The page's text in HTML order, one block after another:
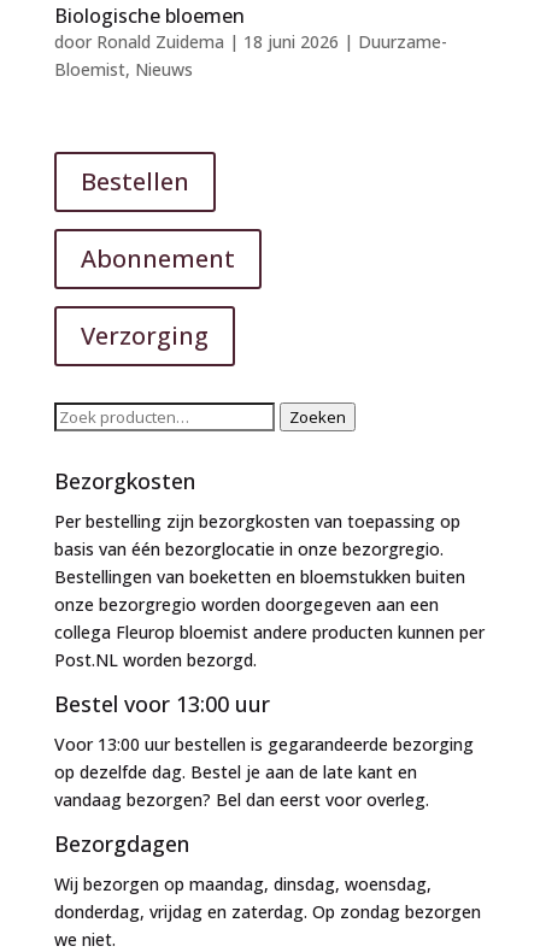
Biologische bloemen
door Ronald Zuidema | 18 juni 2026 | Duurzame-
Bloemist, Nieuws
Bestellen
Abonnement
Verzorging
Zoeken
Zoeken
Bezorgkosten
Per bestelling zijn bezorgkosten van toepassing op
basis van één bezorglocatie in onze bezorgregio.
Bestellingen van boeketten en bloemstukken buiten
onze bezorgregio worden doorgegeven aan een
collega Fleurop bloemist andere producten kunnen per
Post.NL worden bezorgd.
Bestel voor 13:00 uur
Voor 13:00 uur bestellen is gegarandeerde bezorging
op dezelfde dag. Bestel je aan de late kant en
vandaag bezorgen? Bel dan eerst voor overleg.
Bezorgdagen
Wij bezorgen op maandag, dinsdag, woensdag,
donderdag, vrijdag en zaterdag. Op zondag bezorgen
we niet.